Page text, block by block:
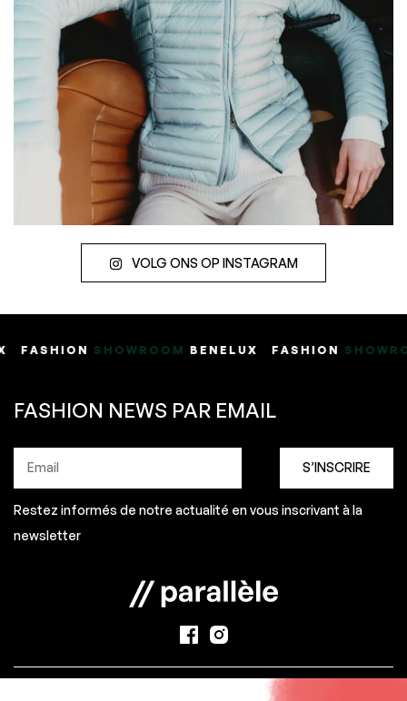
VOLG ONS OP INSTAGRAM
SHOWROOM BENELUX FASHIONSHOWROOM
FASHION NEWS PAR EMAIL
Restez informés de notre actualité en vous inscrivant à la
newsletter